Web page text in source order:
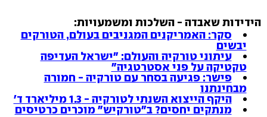
הידידות שאבדה - השלכות ומשמעויות:
סקר: האמריקנים המגניבים בעולם, הטורקים
יבשים
עיתוני טורקיה והעולם: "ישראל העדיפה
טקטיקה על פני אסטרטגיה"
פישר: פגיעה בסחר עם טורקיה - חמורה
מבחינתנו
היקף הייצוא השנתי לטורקיה - 1.3 מיליארד ד'
מנתקים יחסים? ב"טורקיש" מוכרים כרטיסים